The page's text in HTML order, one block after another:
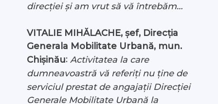
direcției și am vrut să vă întrebăm…
VITALIE MIHĂLACHE, șef, Direcția
Generala Mobilitate Urbană, mun.
Chișinău: Activitatea la care
dumneavoastră vă referiți nu ține de
serviciul prestat de angajații Direcției
Generale Mobilitate Urbană la